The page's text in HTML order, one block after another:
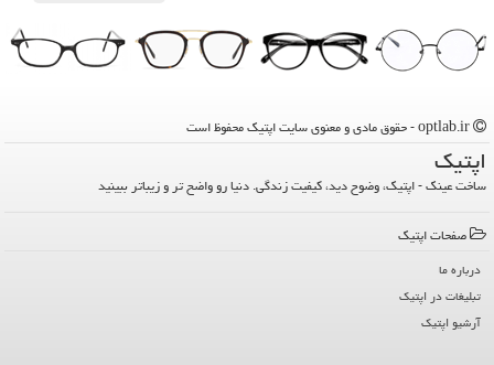
اپتیك
ساخت عینک - اپتیک، وضوح دید، کیفیت زندگی. دنیا رو واضح تر و زیباتر ببینید
صفحات اپتیك
درباره ما
تبلیغات در اپتیك
آرشیو اپتیك